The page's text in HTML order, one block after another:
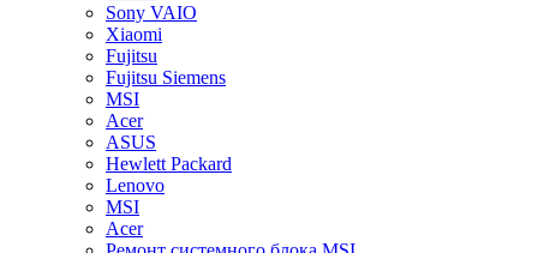
Sony VAIO
Xiaomi
Fujitsu
Fujitsu Siemens
MSI
Acer
ASUS
Hewlett Packard
Lenovo
MSI
Acer